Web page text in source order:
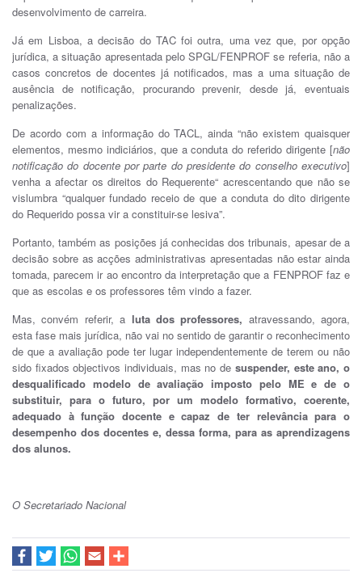
desenvolvimento de carreira.
Já em Lisboa, a decisão do TAC foi outra, uma vez que, por opção
jurídica, a situação apresentada pelo SPGL/FENPROF se referia, não a
casos concretos de docentes já notificados, mas a uma situação de
ausência de notificação, procurando prevenir, desde já, eventuais
penalizações.
De acordo com a informação do TACL, ainda “não existem quaisquer
elementos, mesmo indiciários, que a conduta do referido dirigente [não
notificação do docente por parte do presidente do conselho executivo]
venha a afectar os direitos do Requerente“ acrescentando que não se
vislumbra “qualquer fundado receio de que a conduta do dito dirigente
do Requerido possa vir a constituir-se lesiva”.
Portanto, também as posições já conhecidas dos tribunais, apesar de a
decisão sobre as acções administrativas apresentadas não estar ainda
tomada, parecem ir ao encontro da interpretação que a FENPROF faz e
que as escolas e os professores têm vindo a fazer.
Mas, convém referir, a luta dos professores, atravessando, agora,
esta fase mais jurídica, não vai no sentido de garantir o reconhecimento
de que a avaliação pode ter lugar independentemente de terem ou não
sido fixados objectivos individuais, mas no de suspender, este ano, o
desqualificado modelo de avaliação imposto pelo ME e de o
substituir, para o futuro, por um modelo formativo, coerente,
adequado à função docente e capaz de ter relevância para o
desempenho dos docentes e, dessa forma, para as aprendizagens
dos alunos.
O Secretariado Nacional